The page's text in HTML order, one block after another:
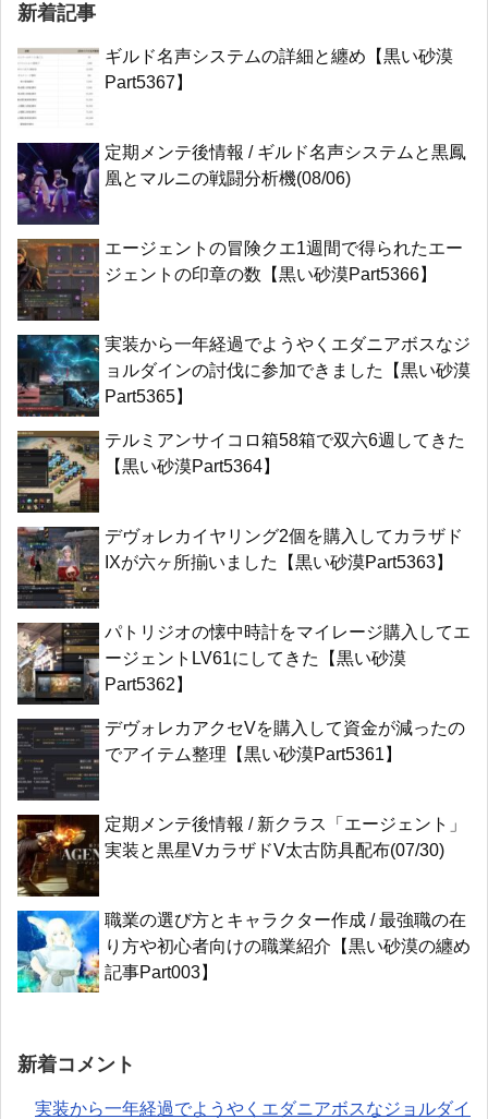
新着記事
ギルド名声システムの詳細と纏め【黒い砂漠
Part5367】
定期メンテ後情報 / ギルド名声システムと黒鳳
凰とマルニの戦闘分析機(08/06)
エージェントの冒険クエ1週間で得られたエー
ジェントの印章の数【黒い砂漠Part5366】
実装から一年経過でようやくエダニアボスなジ
ョルダインの討伐に参加できました【黒い砂漠
Part5365】
テルミアンサイコロ箱58箱で双六6週してきた
【黒い砂漠Part5364】
デヴォレカイヤリング2個を購入してカラザド
IXが六ヶ所揃いました【黒い砂漠Part5363】
パトリジオの懐中時計をマイレージ購入してエ
ージェントLV61にしてきた【黒い砂漠
Part5362】
デヴォレカアクセVを購入して資金が減ったの
でアイテム整理【黒い砂漠Part5361】
定期メンテ後情報 / 新クラス「エージェント」
実装と黒星VカラザドV太古防具配布(07/30)
職業の選び方とキャラクター作成 / 最強職の在
り方や初心者向けの職業紹介【黒い砂漠の纏め
記事Part003】
新着コメント
実装から一年経過でようやくエダニアボスなジョルダイ